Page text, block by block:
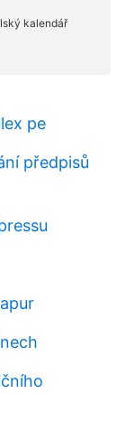
pe
předpisů